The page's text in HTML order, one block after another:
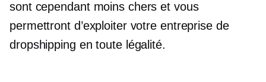
sont cependant moins chers et vous
permettront d’exploiter votre entreprise de
dropshipping en toute légalité.